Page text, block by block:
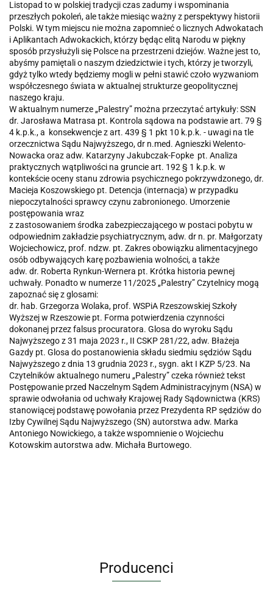
Listopad to w polskiej tradycji czas zadumy i wspominania
przeszłych pokoleń, ale także miesiąc ważny z perspektywy historii
Polski. W tym miejscu nie można zapomnieć o licznych Adwokatach
i Aplikantach Adwokackich, którzy będąc elitą Narodu w piękny
sposób przysłużyli się Polsce na przestrzeni dziejów. Ważne jest to,
abyśmy pamiętali o naszym dziedzictwie i tych, którzy je tworzyli,
gdyż tylko wtedy będziemy mogli w pełni stawić czoło wyzwaniom
współczesnego świata w aktualnej strukturze geopolitycznej
naszego kraju.
W aktualnym numerze „Palestry” można przeczytać artykuły: SSN
dr. Jarosława Matrasa pt. Kontrola sądowa na podstawie art. 79 §
4 k.p.k., a konsekwencje z art. 439 § 1 pkt 10 k.p.k. - uwagi na tle
orzecznictwa Sądu Najwyższego, dr n.med. Agnieszki Welento-
Nowacka oraz adw. Katarzyny Jakubczak-Fopke pt. Analiza
praktycznych wątpliwości na gruncie art. 192 § 1 k.p.k. w
kontekście oceny stanu zdrowia psychicznego pokrzywdzonego, dr.
Macieja Koszowskiego pt. Detencja (internacja) w przypadku
niepoczytalności sprawcy czynu zabronionego. Umorzenie
postępowania wraz
z zastosowaniem środka zabezpieczającego w postaci pobytu w
odpowiednim zakładzie psychiatrycznym, adw. dr n. pr. Małgorzaty
Wojciechowicz, prof. ndzw. pt. Zakres obowiązku alimentacyjnego
osób odbywających karę pozbawienia wolności, a także
adw. dr. Roberta Rynkun-Wernera pt. Krótka historia pewnej
uchwały. Ponadto w numerze 11/2025 „Palestry” Czytelnicy mogą
zapoznać się z glosami:
dr. hab. Grzegorza Wolaka, prof. WSPiA Rzeszowskiej Szkoły
Wyższej w Rzeszowie pt. Forma potwierdzenia czynności
dokonanej przez falsus procuratora. Glosa do wyroku Sądu
Najwyższego z 31 maja 2023 r., II CSKP 281/22, adw. Błażeja
Gazdy pt. Glosa do postanowienia składu siedmiu sędziów Sądu
Najwyższego z dnia 13 grudnia 2023 r., sygn. akt I KZP 5/23. Na
Czytelników aktualnego numeru „Palestry” czeka również tekst
Postępowanie przed Naczelnym Sądem Administracyjnym (NSA) w
sprawie odwołania od uchwały Krajowej Rady Sądownictwa (KRS)
stanowiącej podstawę powołania przez Prezydenta RP sędziów do
Izby Cywilnej Sądu Najwyższego (SN) autorstwa adw. Marka
Antoniego Nowickiego, a także wspomnienie o Wojciechu
Kotowskim autorstwa adw. Michała Burtowego.
Producenci